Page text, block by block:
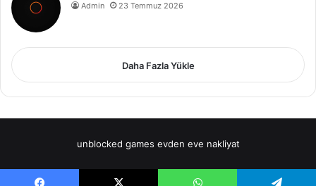
Admin 23 Temmuz 2026
Daha Fazla Yükle
unblocked games evden eve nakliyat